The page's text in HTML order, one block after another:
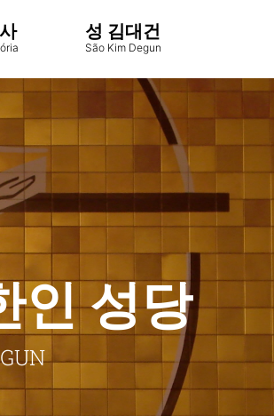
성 김대건
São Kim Degun
인 성당